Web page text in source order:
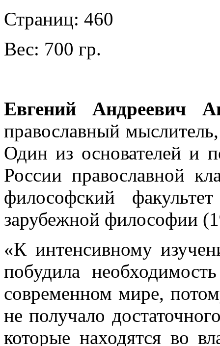
Страниц: 460
Вес: 700 гр.
Евгений Андреевич
православный
Один из основателей и
России православной
философский
зарубежной философии
«К интенсивному
побудила
современном мире,
не получало
которые находятся во